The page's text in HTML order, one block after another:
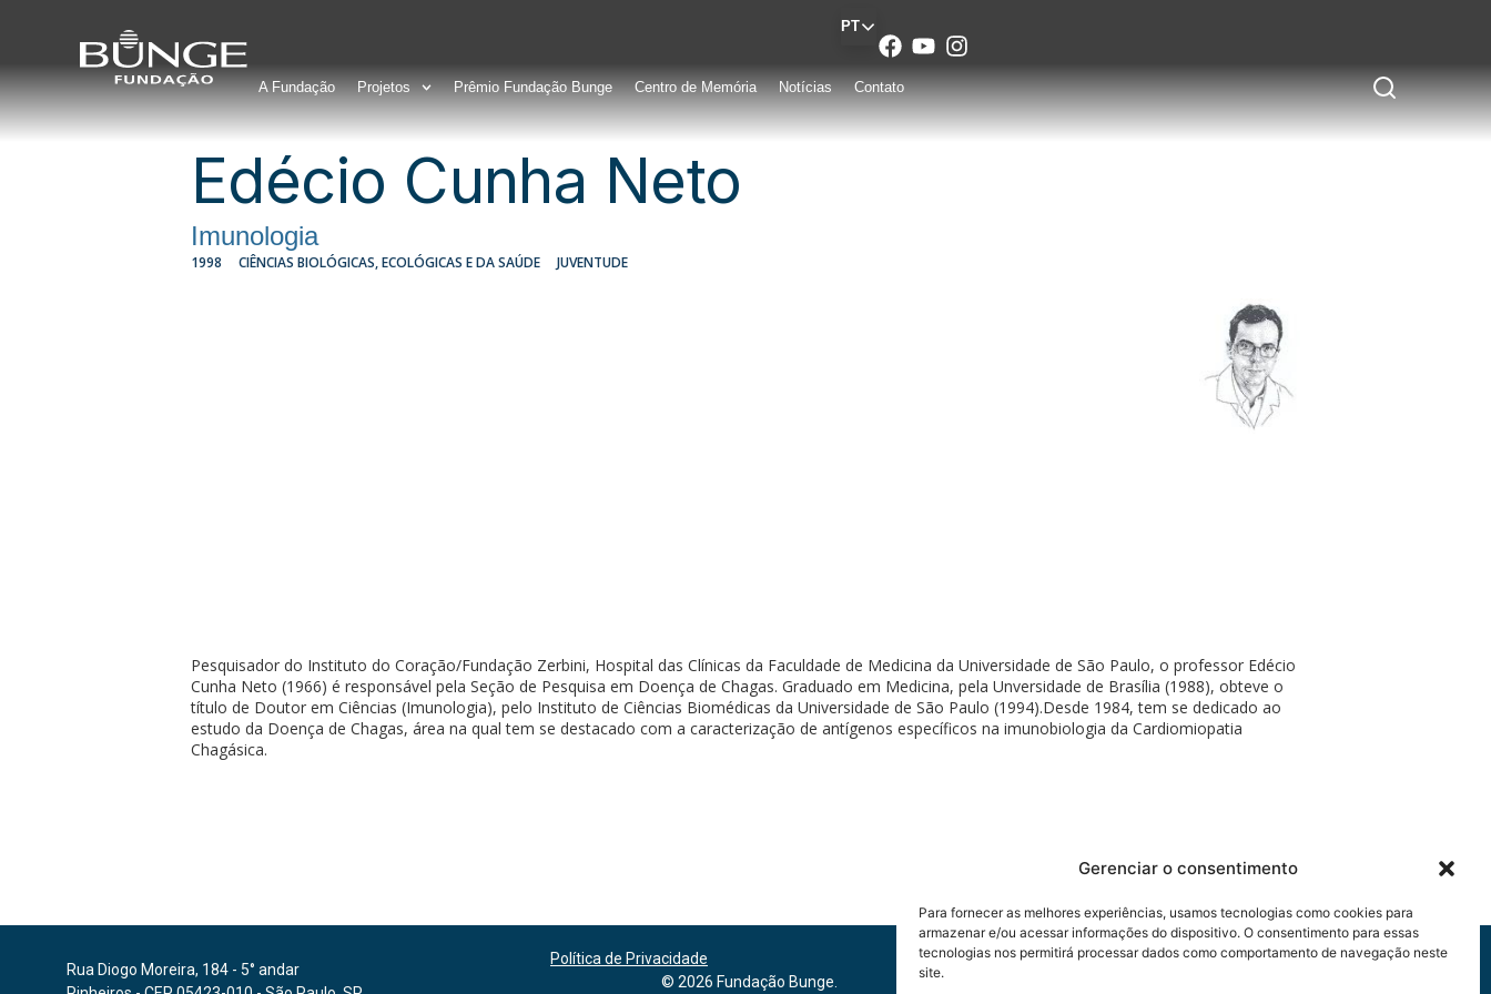
Gerenciar o consentimento
Para fornecer as melhores experiências, usamos tecnologias como cookies para
armazenar e/ou acessar informações do dispositivo. O consentimento para essas
tecnologias nos permitirá processar dados como comportamento de navegação neste
site.
PT
A Fundação Projetos Prêmio Fundação Bunge Centro de Memória Notícias Contato
Edécio Cunha Neto
Imunologia
1998 CIÊNCIAS BIOLÓGICAS, ECOLÓGICAS E DA SAÚDE JUVENTUDE
Pesquisador do Instituto do Coração/Fundação Zerbini, Hospital das Clínicas da Faculdade de Medicina da Universidade de São Paulo, o professor Edécio
Cunha Neto (1966) é responsável pela Seção de Pesquisa em Doença de Chagas. Graduado em Medicina, pela Unversidade de Brasília (1988), obteve o
título de Doutor em Ciências (Imunologia), pelo Instituto de Ciências Biomédicas da Universidade de São Paulo (1994).Desde 1984, tem se dedicado ao
estudo da Doença de Chagas, área na qual tem se destacado com a caracterização de antígenos específicos na imunobiologia da Cardiomiopatia
Chagásica.
Rua Diogo Moreira, 184 - 5° andar
Política de Privacidade
© 2026 Fundação Bunge.